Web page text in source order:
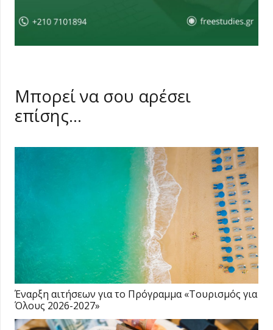
Μπορεί να σου αρέσει
επίσης…
Έναρξη αιτήσεων για το Πρόγραμμα «Τουρισμός για
Όλους 2026-2027»